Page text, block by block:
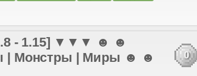
- 1.15] ▼▼▼ ☻ ☻
| Монстры | Миры ☻ ☻
0